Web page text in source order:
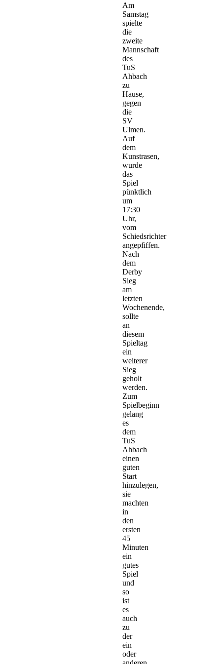
Am
Samstag
spielte
die
zweite
Mannschaft
des
TuS
Ahbach
zu
Hause,
gegen
die
SV
Ulmen.
Auf
dem
Kunstrasen,
wurde
das
Spiel
pünktlich
um
17:30
Uhr,
vom
Schiedsrichter
angepfiffen.
Nach
dem
Derby
Sieg
am
letzten
Wochenende,
sollte
an
diesem
Spieltag
ein
weiterer
Sieg
geholt
werden.
Zum
Spielbeginn
gelang
es
dem
TuS
Ahbach
einen
guten
Start
hinzulegen,
sie
machten
in
den
ersten
45
Minuten
ein
gutes
Spiel
und
so
ist
es
auch
zu
der
ein
oder